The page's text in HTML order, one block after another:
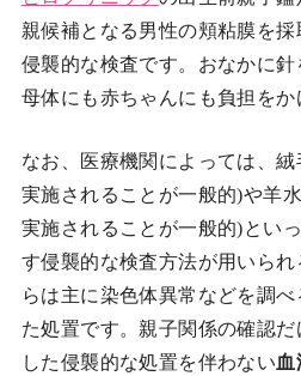
親候補となる男性の頬粘膜を
侵襲的な検査です。おなかに針
母体にも赤ちゃんにも負担をか
なお、医療機関によっては、
実施されることが一般的)や羊
実施されることが一般的)とい
す侵襲的な検査方法が用いら
らは主に染色体異常などを調
た処置です。親子関係の確認
した侵襲的な処置を伴わない血